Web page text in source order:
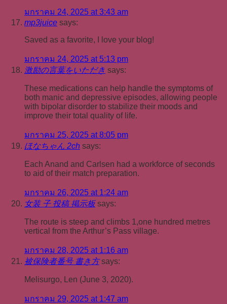
มกราคม 24, 2025 at 3:43 am
mp3juice says:
Saved as a favorite, I love your blog!
มกราคม 24, 2025 at 5:13 pm
激励の言葉をいただき says:
These medications can help handle the symptoms of
both manic and depressive episodes, allowing people
with bipolar disorder to stabilize their moods and
improve their total quality of life.
มกราคม 25, 2025 at 8:05 pm
ほなちゃん 2ch says:
Each Anand and Carlsen had a workforce of seconds
to aid of their match preparation.
มกราคม 26, 2025 at 1:24 am
女装 子 投稿 掲示板 says:
The route is steep and climbs 1,one hundred metres
vertical from the Arthur’s Pass village.
มกราคม 28, 2025 at 1:16 am
被保険者番号 書き方 says:
Melisurgo, Len (June 3, 2020).
มกราคม 29, 2025 at 1:47 am